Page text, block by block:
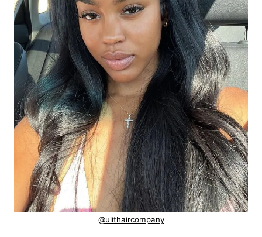
@ulithaircompany